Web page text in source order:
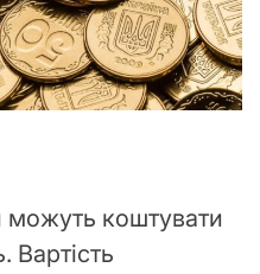
можуть коштувати
Вартість